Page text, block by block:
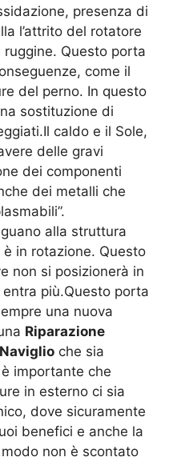
presenza di
l’attrito del rotatore
Questo porta
come il
del perno. In questo
sostituzione di
caldo e il Sole,
delle gravi
dei componenti
dei metalli che
alla struttura
in rotazione. Questo
non si posizionerà in
più.Questo porta
una nuova
Riparazione
che sia
importante che
in esterno ci sia
dove sicuramente
benefici e anche la
non è scontato